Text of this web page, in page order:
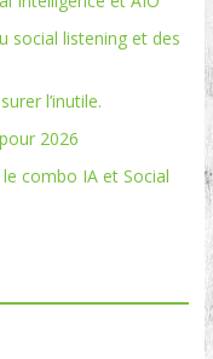
social listening et des
l’inutile.
2026
combo IA et Social